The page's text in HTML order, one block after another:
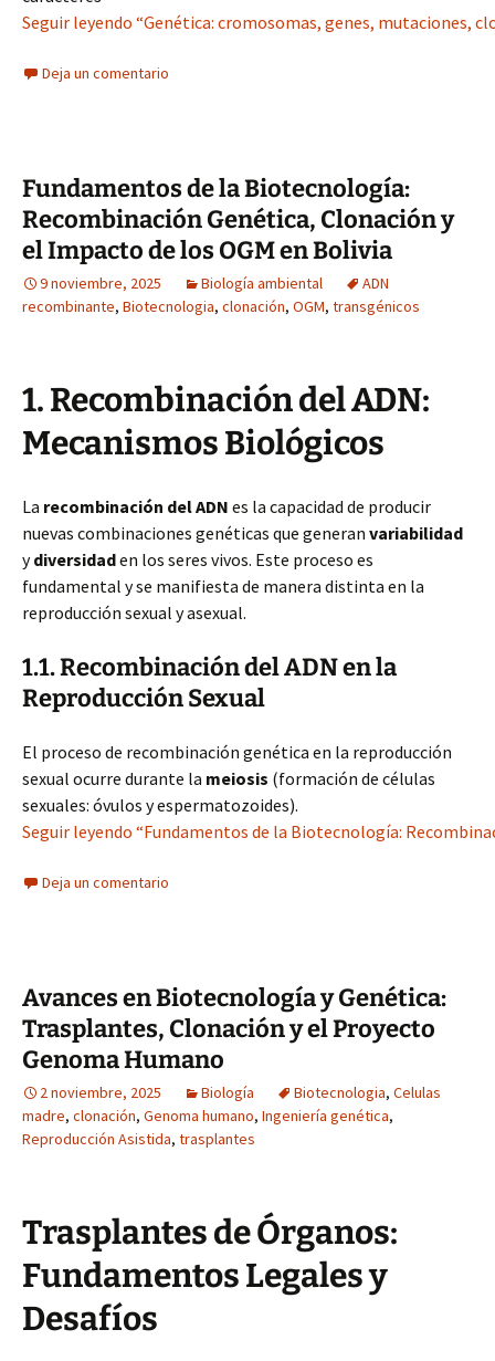
Seguir leyendo “Genética: cromosomas, genes, mutaciones,
Deja un comentario
Fundamentos de la Biotecnología:
Recombinación Genética, Clonación y
el Impacto de los OGM en Bolivia
9 noviembre, 2025 Biología ambiental
ADN
recombinante, Biotecnologia, clonación, OGM, transgénicos
1. Recombinación del ADN:
Mecanismos Biológicos
La recombinación del ADN es la capacidad de producir
nuevas combinaciones genéticas que generan variabilidad
ydiversidaden los seres vivos. Este proceso es
fundamental y se manifiesta de manera distinta en la
reproducción sexual y asexual.
1.1. Recombinación del ADN en la
Reproducción Sexual
El proceso de recombinación genética en la reproducción
sexual ocurre durante la meiosis (formación de células
sexuales: óvulos y espermatozoides).
Seguir leyendo “Fundamentos de la Biotecnología:
Deja un comentario
Avances en Biotecnología y Genética:
Trasplantes, Clonación y el Proyecto
Genoma Humano
2 noviembre, 2025 Biología Biotecnologia, Celulas
madre, clonación, Genoma humano, Ingeniería genética,
Reproducción Asistida, trasplantes
Trasplantes de Órganos:
Fundamentos Legales y
Desafíos